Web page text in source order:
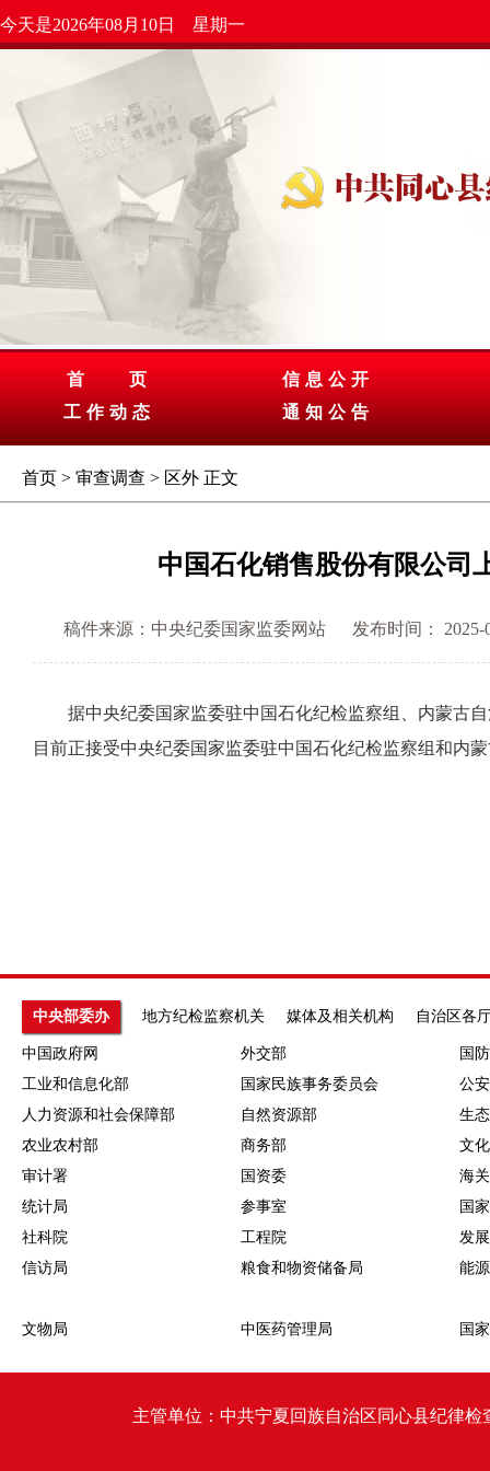
今天是2026年08月10日 星期一
首 页
工作动态
信息公开
通知公告
首页 > 审查调查 > 区外 正文
中国石化销售股份有限公司
稿件来源：中央纪委国家监委网站 发布时间： 2025-
据中央纪委国家监委驻中国石化纪检监察组、内蒙古自
目前正接受中央纪委国家监委驻中国石化纪检监察组和内
中央部委办 地方纪检监察机关 媒体及相关机构 自治区各
中国政府网 外交部
国
工业和信息化部
国家民族事务委员会
公
人力资源和社会保障部
自然资源部
生
农业农村部
商务部
文
审计署
国资委
海
统计局
参事室
国
社科院
工程院
发
信访局
粮食和物资储备局 能
文物局 中医药管理局 国
主管单位：中共宁夏回族自治区同心县纪律检